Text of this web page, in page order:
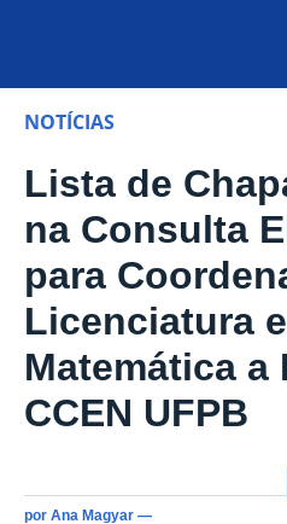
NOTÍCIAS
Lista de
na Consulta
para
Licenciatura
Matemática a
CCEN UFPB
por Ana Magyar —